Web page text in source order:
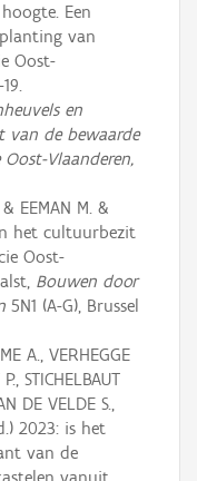
hoogte. Een
van
Oost-
en
van de bewaarde
Vlaanderen,
EEMAN M. &
het cultuurbezit
Oost-
Bouwen door
5N1 (A-G), Brussel
A., VERHEGGE
STICHELBAUT
DE VELDE S.,
2023: is het
van de